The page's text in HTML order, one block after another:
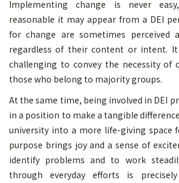
Implementing change is never
reasonable it may appear from a DEI
for change are sometimes perceived
regardless of their content or intent.
challenging to convey the necessity of
those who belong to majority groups.
At the same time, being involved in DEI
in a position to make a tangible
university into a more life-giving space
purpose brings joy and a sense of
identify problems and to work
through everyday efforts is